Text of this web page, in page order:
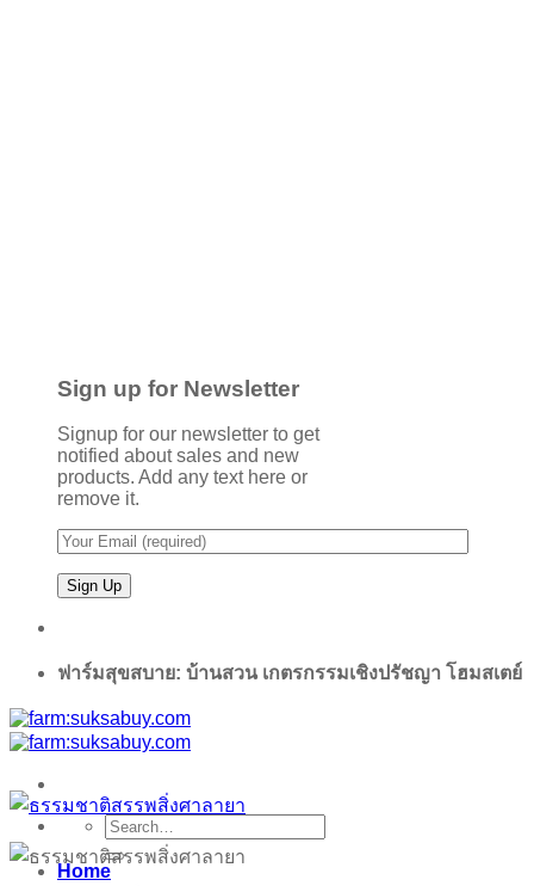
Sign up for Newsletter
Signup for our newsletter to get
notified about sales and new
products. Add any text here or
remove it.
ฟาร์มสุขสบาย: บ้านสวน เกตรกรรมเชิงปรัชญา โฮมสเตย์
Search
for:
Home